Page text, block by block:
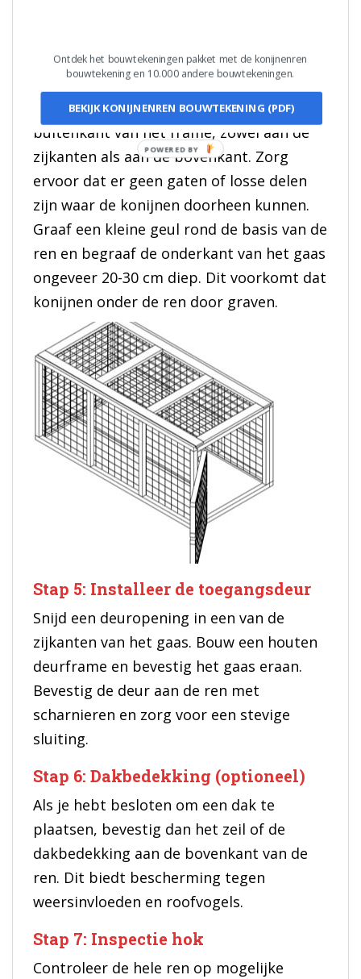
Stap 4: Bevestig het gaas
Rol het gaas uit en bevestig het aan de
buitenkant van het frame, zowel aan de
zijkanten als aan de bovenkant. Zorg
ervoor dat er geen gaten of losse delen
zijn waar de konijnen doorheen kunnen.
Graaf een kleine geul rond de basis van de
ren en begraaf de onderkant van het gaas
ongeveer 20-30 cm diep. Dit voorkomt dat
konijnen onder de ren door graven.
Stap 5: Installeer de toegangsdeur
Snijd een deuropening in een van de
zijkanten van het gaas. Bouw een houten
deurframe en bevestig het gaas eraan.
Bevestig de deur aan de ren met
scharnieren en zorg voor een stevige
sluiting.
Stap 6: Dakbedekking (optioneel)
Als je hebt besloten om een dak te
plaatsen, bevestig dan het zeil of de
dakbedekking aan de bovenkant van de
ren. Dit biedt bescherming tegen
weersinvloeden en roofvogels.
Stap 7: Inspectie hok
Controleer de hele ren op mogelijke
Ontdek het bouwtekeningen pakket met de konijnenren
bouwtekening en 10.000 andere bouwtekeningen.
BEKIJK KONIJNENREN BOUWTEKENING (PDF)